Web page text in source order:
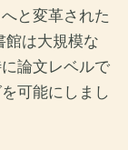
と変革された
館は大規模な
論文レベルで
可能にしまし